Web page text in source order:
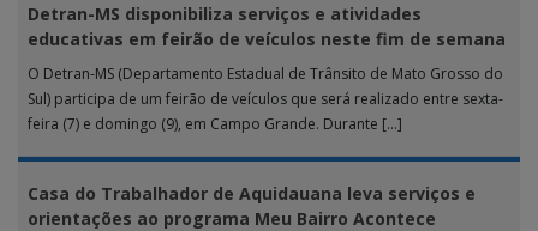
Detran-MS disponibiliza serviços e atividades
educativas em feirão de veículos neste fim de semana
O Detran-MS (Departamento Estadual de Trânsito de Mato Grosso do
Sul) participa de um feirão de veículos que será realizado entre sexta-
feira (7) e domingo (9), em Campo Grande. Durante […]
Casa do Trabalhador de Aquidauana leva serviços e
orientações ao programa Meu Bairro Acontece